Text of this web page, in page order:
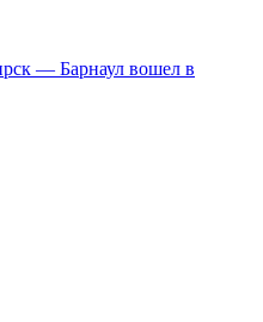
— Барнаул вошел в